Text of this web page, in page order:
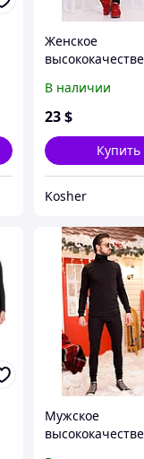
Женское
кофта и
начесом батал,
В наличии
23 $
Купить
Kosher
Мужское